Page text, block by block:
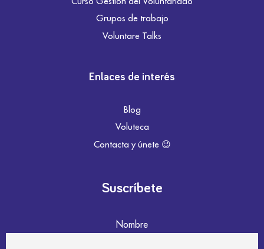
Grupos de trabajo
Voluntare Talks
Enlaces de interés
Blog
Voluteca
Contacta y únete 😉
Suscríbete
Nombre